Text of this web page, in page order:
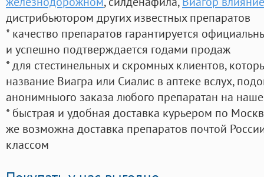
дистрибьютором других известных препаратов
* качество препаратов гарантируется
и успешно подтверждается годами продаж
* для стестинельных и скромных клиентов,
название Виагра или Сиалис в аптеке вслух,
анонимныого заказа любого препаратан на
* быстрая и удобная доставка курьером по
же возможна доставка препаратов почтой
классом